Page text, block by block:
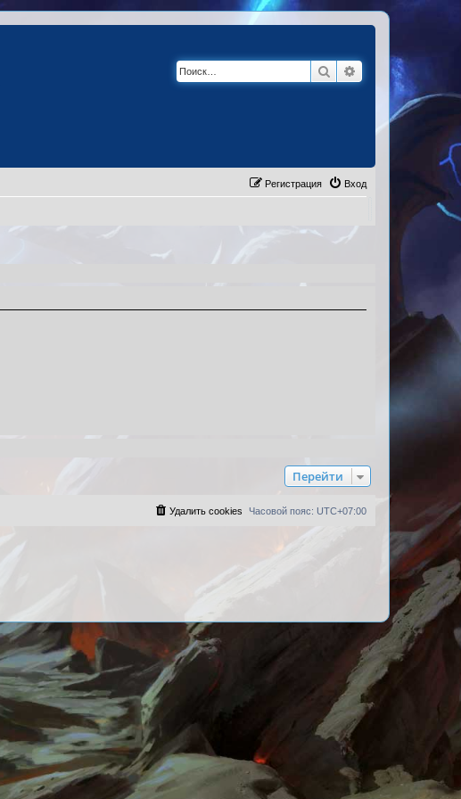
Поиск Расширенный
Вход
Регистрация
Перейти
Часовой пояс: UTC+07:00
Удалить cookies